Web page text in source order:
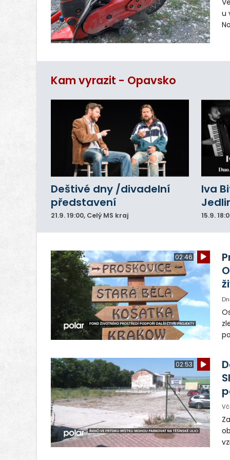
u
Kam vyrazit - Opavsko
Deštivé dny /divadelní
představení
21.9.19:00, Celý MS kraj
Iva
15.9.
02:46
02:53